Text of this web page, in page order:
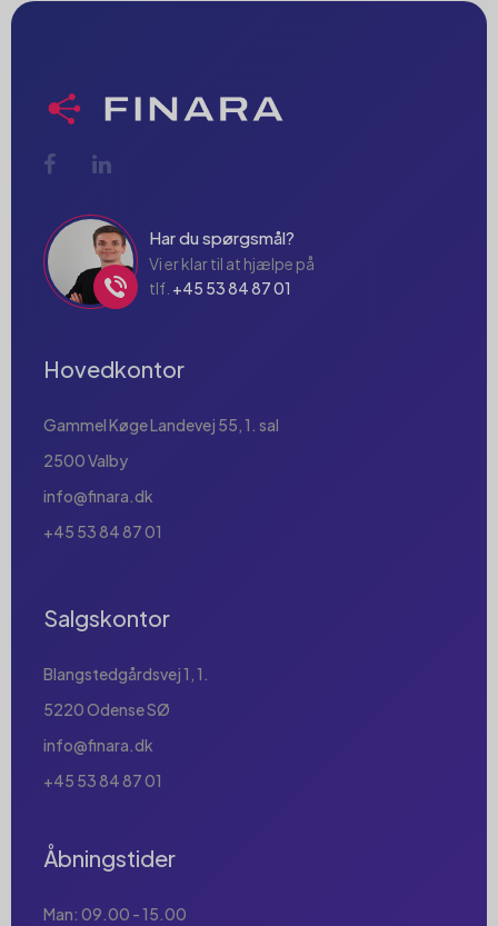
Har du spørgsmål?
Vi er klar til at hjælpe på
tlf. +45 53 84 87 01
Hovedkontor
Gammel Køge Landevej 55, 1. sal
2500 Valby
info@finara.dk
+45 53 84 87 01
Salgskontor
Blangstedgårdsvej 1, 1.
5220 Odense SØ
info@finara.dk
+45 53 84 87 01
Åbningstider
Man: 09.00 - 15.00